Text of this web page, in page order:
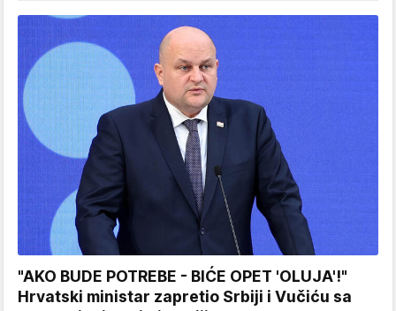
"AKO BUDE POTREBE - BIĆE OPET 'OLUJA'!"
Hrvatski ministar zapretio Srbiji i Vučiću sa